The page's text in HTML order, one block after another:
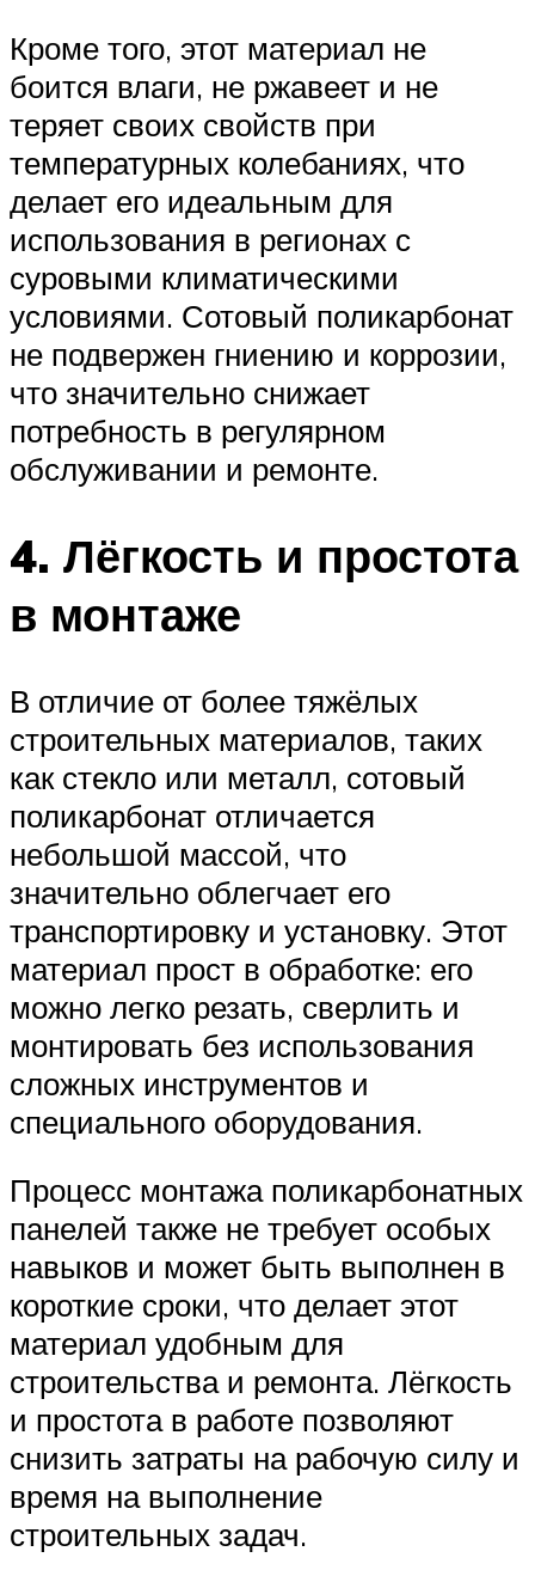
Кроме того, этот материал не
боится влаги, не ржавеет и не
теряет своих свойств при
температурных колебаниях, что
делает его идеальным для
использования в регионах с
суровыми климатическими
условиями. Сотовый поликарбонат
не подвержен гниению и коррозии,
что значительно снижает
потребность в регулярном
обслуживании и ремонте.
4. Лёгкость и простота
в монтаже
В отличие от более тяжёлых
строительных материалов, таких
как стекло или металл, сотовый
поликарбонат отличается
небольшой массой, что
значительно облегчает его
транспортировку и установку. Этот
материал прост в обработке: его
можно легко резать, сверлить и
монтировать без использования
сложных инструментов и
специального оборудования.
Процесс монтажа поликарбонатных
панелей также не требует особых
навыков и может быть выполнен в
короткие сроки, что делает этот
материал удобным для
строительства и ремонта. Лёгкость
и простота в работе позволяют
снизить затраты на рабочую силу и
время на выполнение
строительных задач.